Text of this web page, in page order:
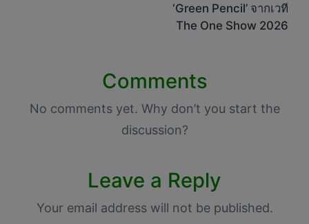
‘Green Pencil’ จากเวที
The One Show 2026
Comments
No comments yet. Why don’t you start the
discussion?
Leave a Reply
Your email address will not be published.